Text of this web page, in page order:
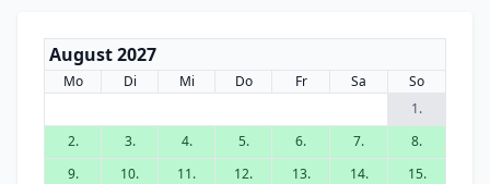
August 2027
Mo Di Mi Do Fr Sa
So
1.
2.
3. 4. 5. 6. 7.
8.
9.
10. 11. 12. 13. 14.
15.